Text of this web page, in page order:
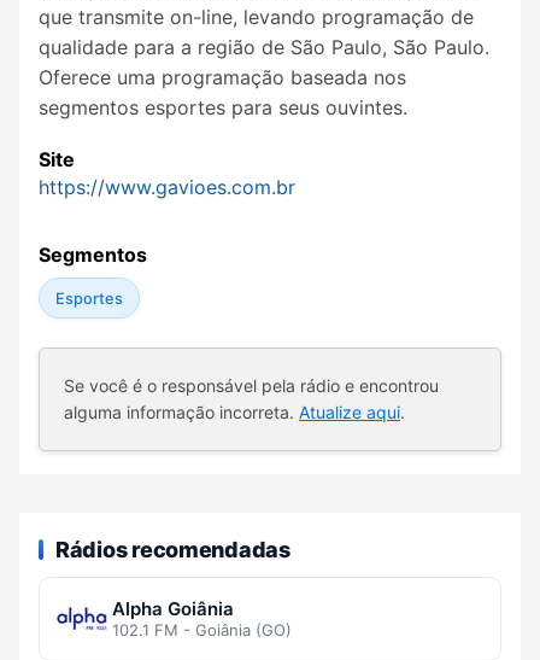
que transmite on-line, levando programação de
qualidade para a região de São Paulo, São Paulo.
Oferece uma programação baseada nos
segmentos esportes para seus ouvintes.
Site
https://www.gavioes.com.br
Segmentos
Esportes
Se você é o responsável pela rádio e encontrou
alguma informação incorreta. Atualize aqui.
Rádios recomendadas
Alpha Goiânia
102.1 FM - Goiânia (GO)